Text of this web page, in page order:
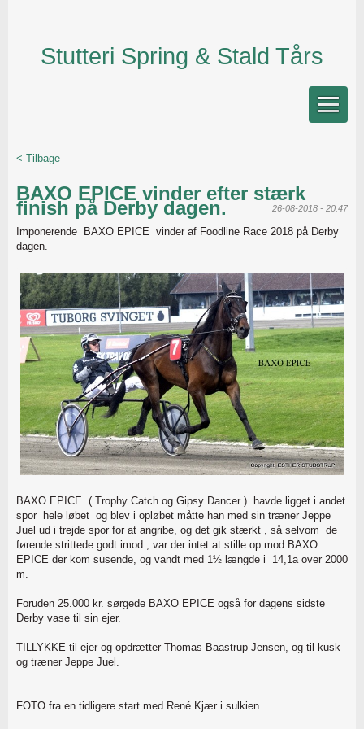
Stutteri Spring & Stald Tårs
< Tilbage
BAXO EPICE vinder efter stærk
finish på Derby dagen. 26-08-2018 - 20:47
Imponerende BAXO EPICE vinder af Foodline Race 2018 på Derby
dagen.
BAXO EPICE ( Trophy Catch og Gipsy Dancer ) havde ligget i andet
spor hele løbet og blev i opløbet måtte han med sin træner Jeppe
Juel ud i trejde spor for at angribe, og det gik stærkt , så selvom de
førende strittede godt imod , var der intet at stille op mod BAXO
EPICE der kom susende, og vandt med 1½ længde i 14,1a over 2000
m.
Foruden 25.000 kr. sørgede BAXO EPICE også for dagens sidste
Derby vase til sin ejer.
TILLYKKE til ejer og opdrætter Thomas Baastrup Jensen, og til kusk
og træner Jeppe Juel.
FOTO fra en tidligere start med René Kjær i sulkien.